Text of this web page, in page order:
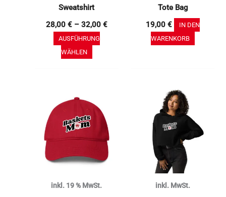
Sweatshirt
28,00 €– 32,00 €
AUSFÜHRUNG
WÄHLEN
werden
Tote Bag
19,00€
IN DEN
WARENKORB
inkl. 19 % MwSt. inkl. MwSt.
Produkt
weist
mehrere
Optionen